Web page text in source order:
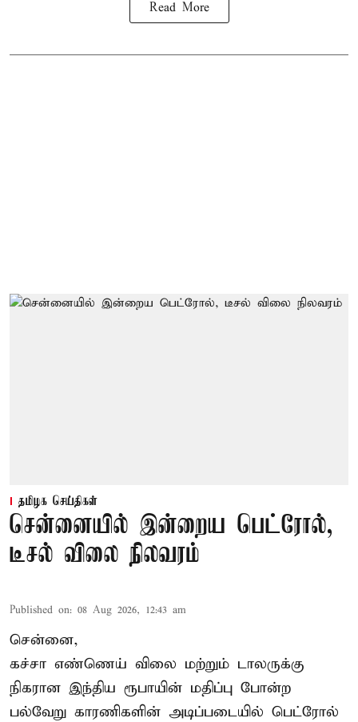
Read More
தமிழக செய்திகள்
சென்னையில் இன்றைய பெட்ரோல்,
டீசல் விலை நிலவரம்
Published on: 08 Aug 2026, 12:43 am
சென்னை,
கச்சா எண்ணெய் விலை மற்றும் டாலருக்கு
நிகரான இந்திய ரூபாயின் மதிப்பு போன்ற
பல்வேறு காரணிகளின் அடிப்படையில் பெட்ரோல்